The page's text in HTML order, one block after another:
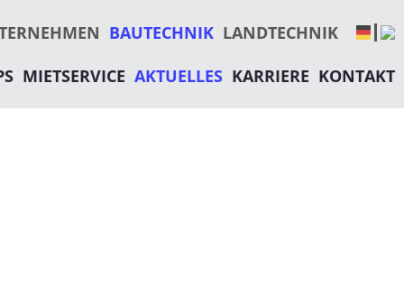
BAUTECHNIK
MIETSERVICE AKTUELLES KARRIERE KONTAKT
LANDTECHNIK